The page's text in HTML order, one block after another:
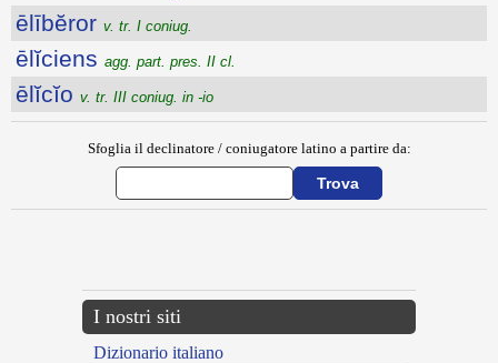
ēlībĕror v. tr. I coniug.
ēlĭciens agg. part. pres. II cl.
ēlĭcĭo v. tr. III coniug. in -io
Sfoglia il declinatore / coniugatore latino a partire da:
I nostri siti
Dizionario italiano